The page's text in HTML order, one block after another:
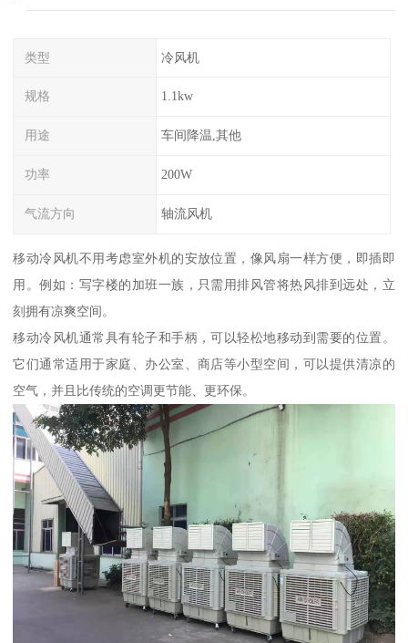
类型 冷风机
规格 1.1kw
用途 车间降温,其他
功率 200W
气流方向 轴流风机
移动冷风机不用考虑室外机的安放位置，像风扇一样方便，即插即
用。例如：写字楼的加班一族，只需用排风管将热风排到远处，立
刻拥有凉爽空间。
移动冷风机通常具有轮子和手柄，可以轻松地移动到需要的位置。
它们通常适用于家庭、办公室、商店等小型空间，可以提供清凉的
空气，并且比传统的空调更节能、更环保。